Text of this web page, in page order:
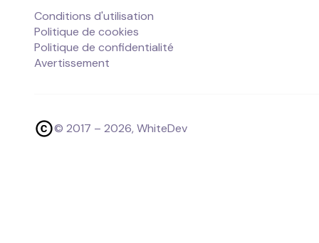
Conditions d'utilisation
Politique de cookies
Politique de confidentialité
Avertissement
© 2017 – 2026, WhiteDev